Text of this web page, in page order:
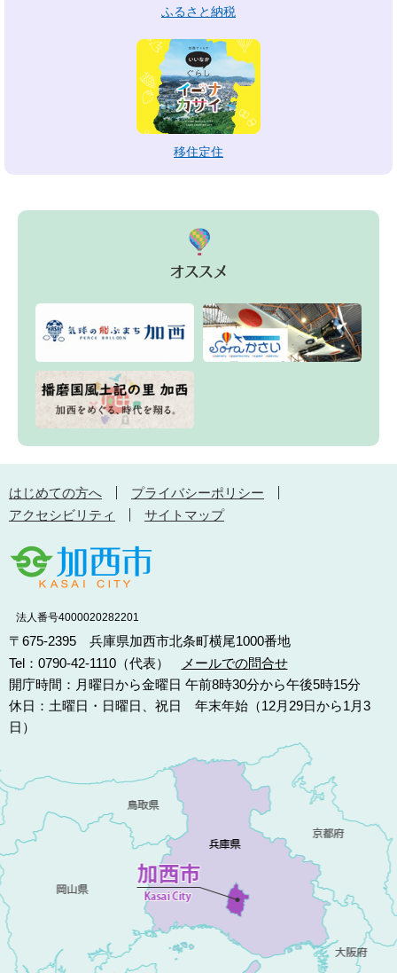
ふるさと納税
移住定住
はじめての方へ
プライバシーポリシー
アクセシビリティ
サイトマップ
法人番号4000020282201
〒675-2395 兵庫県加西市北条町横尾1000番地
Tel：0790-42-1110（代表）
メールでの問合せ
開庁時間：月曜日から金曜日 午前8時30分から午後5時15分
休日：土曜日・日曜日、祝日 年末年始（12月29日から1月3
日）